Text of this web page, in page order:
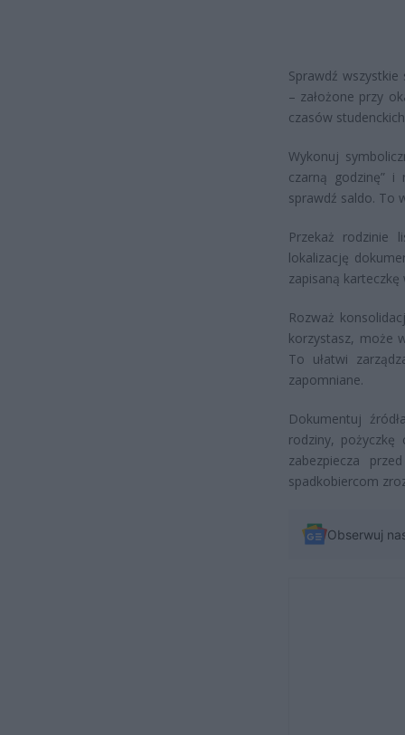
Sprawdź
– założone przy
czasów
Wykonuj
czarną godzinę”
sprawdź saldo. To
Przekaż rodzinie
lokalizację
zapisaną
Rozważ
korzystasz, może
To ułatwi
zapomniane.
Dokumentuj
rodziny,
zabezpiecza
spadkobiercom
Obserwuj